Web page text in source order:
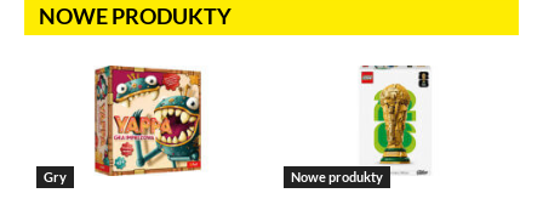
NOWE PRODUKTY
Gry Nowe produkty
Na tej stronie osadzane są multimedia z serwisów YouTube
do swojego prawidłowego działania pliki cookies pochodzące
od ich dostawców. Dostawcy mogą uzyskiwać dostęp
do informacji gromadzonych w plikach cookies. Możesz
wyłączyć pliki cookies związane z odtwarzaczami, ale wtedy
nie będziesz w stanie obejrzeć treści osadzonych w formie
odtwarzaczy.